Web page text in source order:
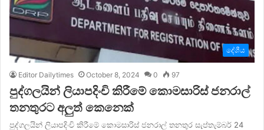
දේශීය
Editor Dailytimes October 8, 2024 0 97
පුද්ගලයින් ලියාපදිංචි කිරීමේ කොමසාරිස් ජනරාල්
තනතුරට අලුත් කෙනෙක්
පුද්ගලයින් ලියාපදිංචි කිරීමේ කොමසාරිස් ජනරාල් තනතුර සැප්තැම්බර් 24